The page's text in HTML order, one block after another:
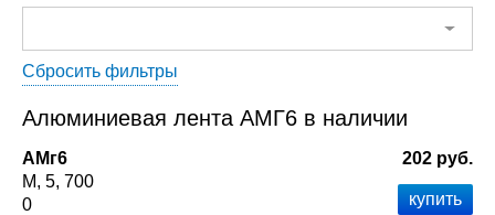
Сбросить фильтры
Алюминиевая лента АМГ6 в наличии
АМг6
М 5 700
0
202 руб.